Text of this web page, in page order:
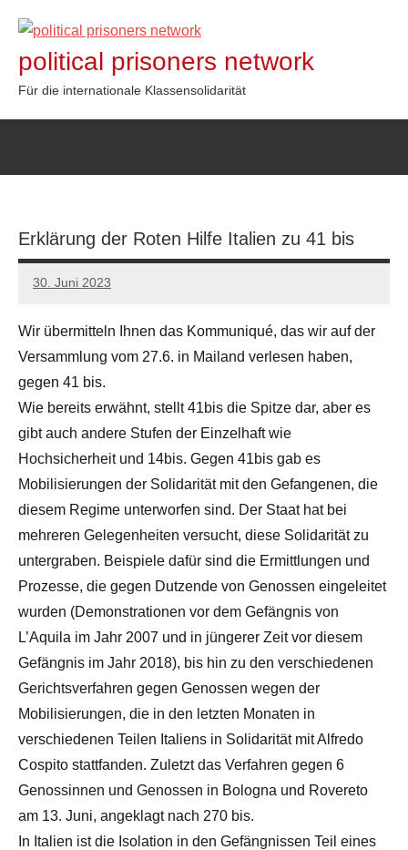
Inhalt
springen
political prisoners network
Für die internationale Klassensolidarität
Erklärung der Roten Hilfe Italien zu 41 bis
30. Juni 2023
network
Wir übermitteln Ihnen das Kommuniqué, das wir auf der
Versammlung vom 27.6. in Mailand verlesen haben,
gegen 41 bis.
Wie bereits erwähnt, stellt 41bis die Spitze dar, aber es
gibt auch andere Stufen der Einzelhaft wie
Hochsicherheit und 14bis. Gegen 41bis gab es
Mobilisierungen der Solidarität mit den Gefangenen, die
diesem Regime unterworfen sind. Der Staat hat bei
mehreren Gelegenheiten versucht, diese Solidarität zu
untergraben. Beispiele dafür sind die Ermittlungen und
Prozesse, die gegen Dutzende von Genossen eingeleitet
wurden (Demonstrationen vor dem Gefängnis von
L’Aquila im Jahr 2007 und in jüngerer Zeit vor diesem
Gefängnis im Jahr 2018), bis hin zu den verschiedenen
Gerichtsverfahren gegen Genossen wegen der
Mobilisierungen, die in den letzten Monaten in
verschiedenen Teilen Italiens in Solidarität mit Alfredo
Cospito stattfanden. Zuletzt das Verfahren gegen 6
Genossinnen und Genossen in Bologna und Rovereto
am 13. Juni, angeklagt nach 270 bis.
In Italien ist die Isolation in den Gefängnissen Teil eines